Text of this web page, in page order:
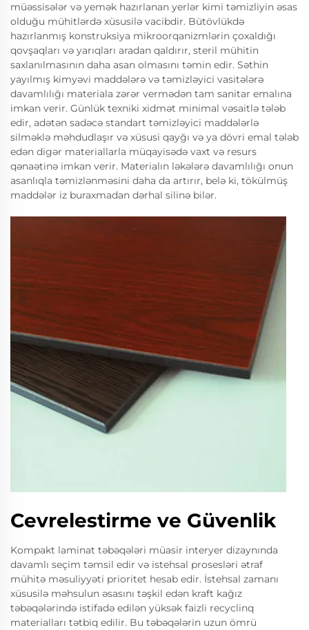
müəssisələr və yemək hazırlanan yerlər kimi təmizliyin əsas
olduğu mühitlərdə xüsusilə vacibdir. Bütövlükdə
hazırlanmış konstruksiya mikroorqanizmlərin çoxaldığı
qovşaqları və yarıqları aradan qaldırır, steril mühitin
saxlanılmasının daha asan olmasını təmin edir. Səthin
yayılmış kimyəvi maddələrə və təmizləyici vasitələrə
davamlılığı materiala zərər vermədən tam sanitar emalına
imkan verir. Günlük texniki xidmət minimal vəsaitlə tələb
edir, adətən sadəcə standart təmizləyici maddələrlə
silməklə məhdudlaşır və xüsusi qayğı və ya dövri emal tələb
edən digər materiallarla müqayisədə vaxt və resurs
qənaətinə imkan verir. Materialın ləkələrə davamlılığı onun
asanlıqla təmizlənməsini daha da artırır, belə ki, tökülmüş
maddələr iz buraxmadan dərhal silinə bilər.
Cevrelestirme ve Güvenlik
Kompakt laminat təbəqələri müasir interyer dizaynında
davamlı seçim təmsil edir və istehsal prosesləri ətraf
mühitə məsuliyyəti prioritet hesab edir. İstehsal zamanı
xüsusilə məhsulun əsasını təşkil edən kraft kağız
təbəqələrində istifadə edilən yüksək faizli recyclinq
materialları tətbiq edilir. Bu təbəqələrin uzun ömrü